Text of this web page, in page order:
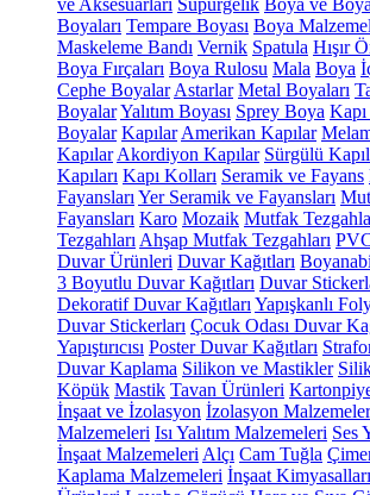
ve Aksesuarları Süpürgelik Boya ve
Boyaları Tempare Boyası Boya
Maskeleme Bandı Vernik Spatula Hışır
Boya Fırçaları Boya Rulosu Mala Boya
Cephe Boyalar Astarlar Metal Boyaları
BoyalarYalıtım Boyası Sprey Boya Kapı
Boyalar Kapılar Amerikan Kapılar
Kapılar Akordiyon Kapılar Sürgülü
Kapıları Kapı Kolları Seramik ve Fayans
Fayansları Yer Seramik ve Fayansları
Fayansları Karo Mozaik Mutfak
Tezgahları Ahşap Mutfak Tezgahları
Duvar Ürünleri Duvar Kağıtları
3 Boyutlu Duvar Kağıtları Duvar
Dekoratif Duvar Kağıtları Yapışkanlı
Duvar Stickerları Çocuk Odası Duvar
Yapıştırıcısı Poster Duvar Kağıtları
Duvar Kaplama Silikon ve Mastikler
Köpük Mastik Tavan Ürünleri
İnşaat ve İzolasyon İzolasyon
Malzemeleri Isı Yalıtım Malzemeleri Ses
İnşaat Malzemeleri Alçı Cam Tuğla
Kaplama Malzemeleri İnşaat Kimyasalları